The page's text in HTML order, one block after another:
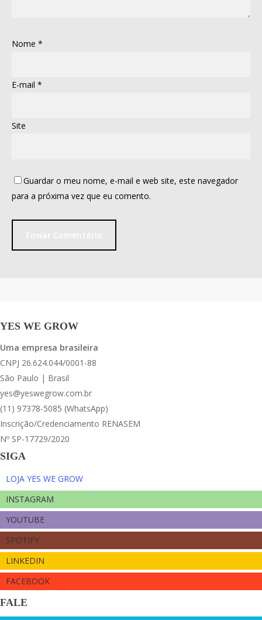
Nome *
E-mail *
Site
Guardar o meu nome, e-mail e web site, este navegador
para a próxima vez que eu comento.
YES WE GROW
Uma empresa brasileira
CNPJ 26.624.044/0001-88
São Paulo | Brasil
yes@yeswegrow.com.br
(11) 97378-5085 (WhatsApp)
Inscrição/Credenciamento RENASEM
Nº SP-17729/2020
SIGA
LOJA YES WE GROW
INSTAGRAM
YOUTUBE
SPOTIFY
LINKEDIN
FACEBOOK
FALE